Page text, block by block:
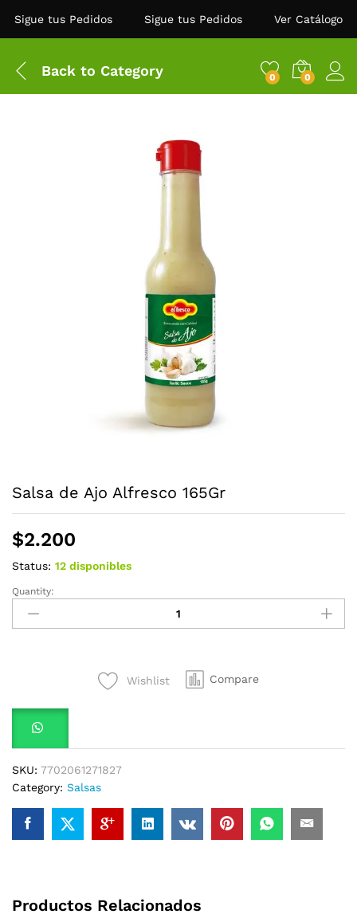
Sigue tus Pedidos Sigue tus Pedidos Ver Catálogo
Back to Category 0 0
Salsa de Ajo Alfresco 165Gr
$2.200
Status: 12 disponibles
Salsa
Ajo
Quantity:
Wishlist Compare
SKU: 7702061271827
Category: Salsas
Productos Relacionados